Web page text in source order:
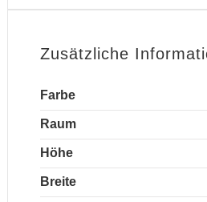
Zusätzliche
Farbe
Raum
Höhe
Breite